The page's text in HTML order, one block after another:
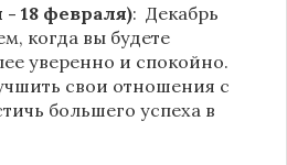
- 18 февраля): Декабрь
когда вы будете
уверенно и спокойно.
свои отношения с
большего успеха в